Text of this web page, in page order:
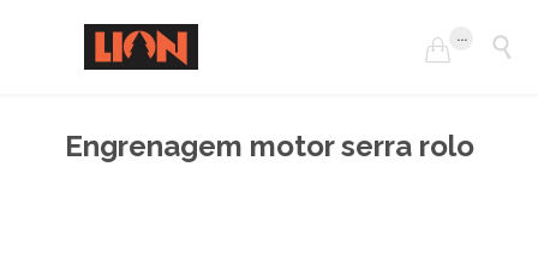

... 
Engrenagem motor serra rolo